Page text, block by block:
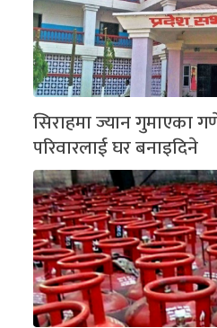
सिराहमा ज्यान गुमाएका
परिवारलाई घर बनाइदिने